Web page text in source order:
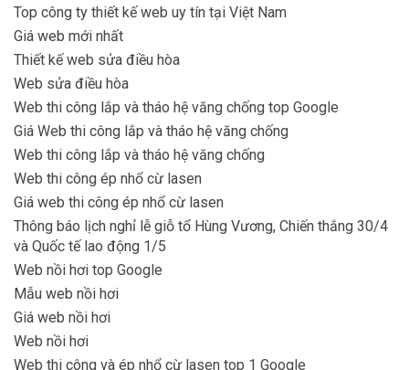
Top công ty thiết kế web uy tín tại Việt Nam
Giá web mới nhất
Thiết kế web sửa điều hòa
Web sửa điều hòa
Web thi công lắp và tháo hệ văng chống top Google
Giá Web thi công lắp và tháo hệ văng chống
Web thi công lắp và tháo hệ văng chống
Web thi công ép nhổ cừ lasen
Giá web thi công ép nhổ cừ lasen
Thông báo lịch nghỉ lễ giỗ tổ Hùng Vương, Chiến thắng 30/4
và Quốc tế lao động 1/5
Web nồi hơi top Google
Mẫu web nồi hơi
Giá web nồi hơi
Web nồi hơi
Web thi công và ép nhổ cừ lasen top 1 Google